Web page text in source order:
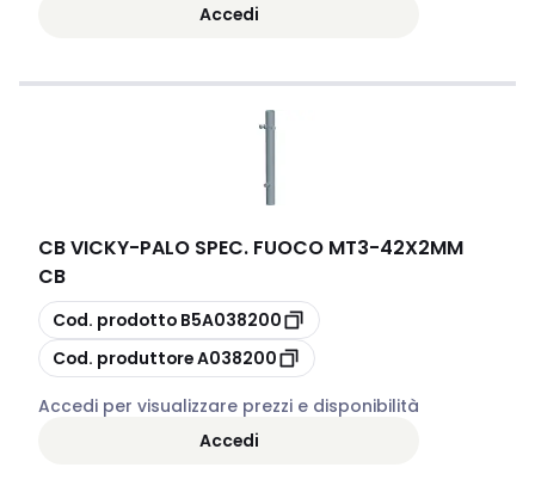
Accedi
CB VICKY-PALO SPEC. FUOCO MT3-42X2MM
CB
copia
Cod. prodotto B5A038200
copia
Cod. produttoreA038200
Accedi per visualizzare prezzi e disponibilità
Accedi